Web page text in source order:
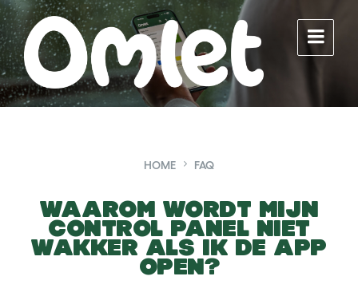
Skip
to
content
Skip
to
main
navigation
Skip
to
footer
HOME FAQ
Waarom wordt mijn
Control Panel niet
wakker als ik de app
open?